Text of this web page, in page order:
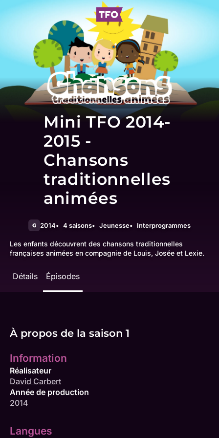
Mini TFO 2014-
2015 -
Chansons
traditionnelles
animées
G 2014 4 saisons Jeunesse Interprogrammes
Les enfants découvrent des chansons traditionnelles
françaises animées en compagnie de Louis, Josée et Lexie.
Détails Épisodes
À propos de la saison 1
Information
Réalisateur
David Carbert
Année de production
2014
Langues